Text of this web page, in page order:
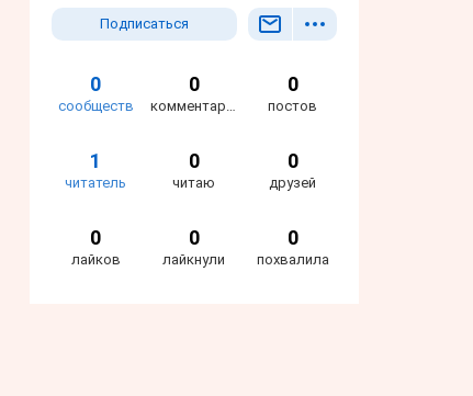
Подписаться
0
сообществ
0
комментариев
0
постов
1
читатель
0
читаю
0
друзей
0
лайков
0
лайкнули
0
похвалила